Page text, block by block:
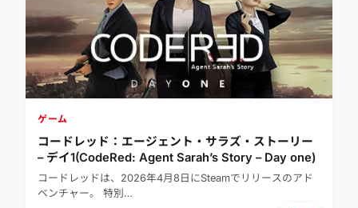
ゲーム
コードレッド：エージェント・サラズ・ストーリー
– デイ1(CodeRed: Agent Sarah’s Story – Day one)
コードレッドは、2026年4月8日にSteamでリリースのアド
ベンチャー。 特別…